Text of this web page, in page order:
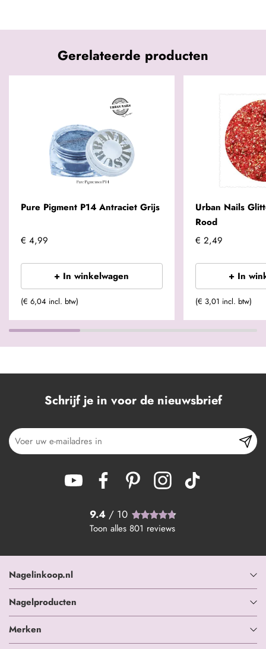
Gerelateerde producten
Pure Pigment P14 Antraciet Grijs
€ 4,99
+ In winkelwagen
(€ 6,04 incl. btw)
Urban Nails
Rood
€ 2,49
+ In
(€ 3,01 incl. btw)
Schrijf je in voor de nieuwsbrief
9.4 / 10
Toon alles 801 reviews
Nagelinkoop.nl
Nagelproducten
Merken